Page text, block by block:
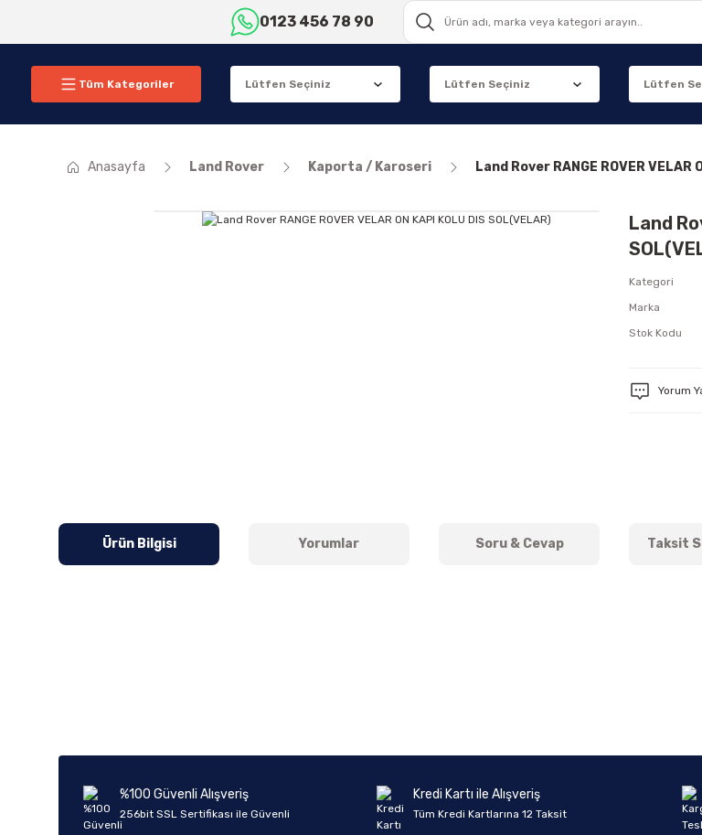
0123 456 78 90
Tüm Kategoriler
Anasayfa Land Rover Kaporta / Karoseri Land Rover RANGE ROVER VELAR
Land
Kategori
Marka
Stok Kodu
Yorum
Ürün Bilgisi Yorumlar Soru & Cevap Taksit
Ürün fiyatı diğer sitelerden daha pahalı.
Bu ürüne benzer farklı alternatifler olmalı.
%100 Güvenli Alışveriş
256bit SSL Sertifikası ile Güvenli
Kredi Kartı ile Alışveriş
Tüm Kredi Kartlarına 12 Taksit